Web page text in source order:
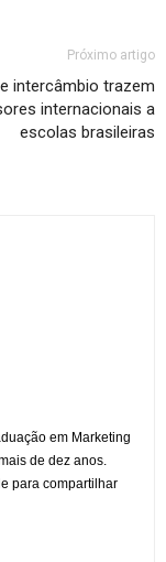
Próximo artigo
intercâmbio trazem
internacionais a
escolas brasileiras
em Marketing
de dez anos.
para compartilhar